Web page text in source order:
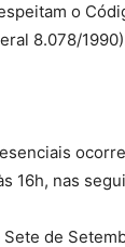
o
8.078/
16h, nas
Sete de